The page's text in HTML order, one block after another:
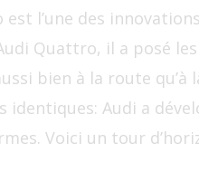
l’une des
Quattro, il a posé
bien à la route
Audi a
Voici un tour